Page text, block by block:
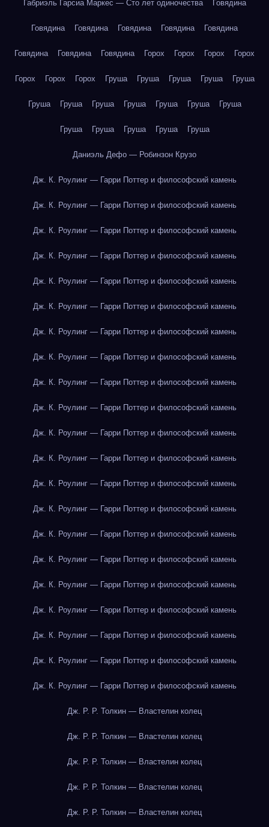
Габриэль Гарсиа Маркес — Сто лет одиночества Говядина
Говядина Говядина Говядина Говядина Говядина
Говядина Говядина Говядина Горох Горох Горох Горох
Горох Горох Горох Груша Груша Груша Груша Груша
Груша Груша Груша Груша Груша Груша Груша
Груша Груша Груша Груша Груша
Даниэль Дефо — Робинзон Крузо
Дж. К. Роулинг — Гарри Поттер и философский камень
Дж. К. Роулинг — Гарри Поттер и философский камень
Дж. К. Роулинг — Гарри Поттер и философский камень
Дж. К. Роулинг — Гарри Поттер и философский камень
Дж. К. Роулинг — Гарри Поттер и философский камень
Дж. К. Роулинг — Гарри Поттер и философский камень
Дж. К. Роулинг — Гарри Поттер и философский камень
Дж. К. Роулинг — Гарри Поттер и философский камень
Дж. К. Роулинг — Гарри Поттер и философский камень
Дж. К. Роулинг — Гарри Поттер и философский камень
Дж. К. Роулинг — Гарри Поттер и философский камень
Дж. К. Роулинг — Гарри Поттер и философский камень
Дж. К. Роулинг — Гарри Поттер и философский камень
Дж. К. Роулинг — Гарри Поттер и философский камень
Дж. К. Роулинг — Гарри Поттер и философский камень
Дж. К. Роулинг — Гарри Поттер и философский камень
Дж. К. Роулинг — Гарри Поттер и философский камень
Дж. К. Роулинг — Гарри Поттер и философский камень
Дж. К. Роулинг — Гарри Поттер и философский камень
Дж. К. Роулинг — Гарри Поттер и философский камень
Дж. К. Роулинг — Гарри Поттер и философский камень
Дж. Р. Р. Толкин — Властелин колец
Дж. Р. Р. Толкин — Властелин колец
Дж. Р. Р. Толкин — Властелин колец
Дж. Р. Р. Толкин — Властелин колец
Дж. Р. Р. Толкин — Властелин колец